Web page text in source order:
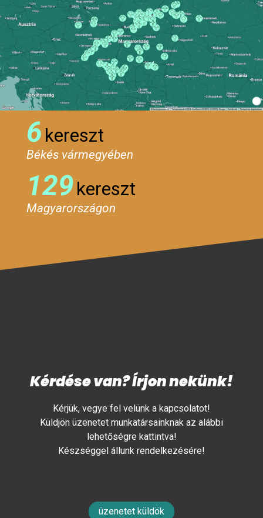
6 kereszt
Békés vármegyében
129kereszt
Magyarországon
Kérdése van? Írjon nekünk!
Kérjük, vegye fel velünk a kapcsolatot!
Küldjön üzenetet munkatársainknak az alábbi
lehetőségre kattintva!
Készséggel állunk rendelkezésére!
üzenetet küldök